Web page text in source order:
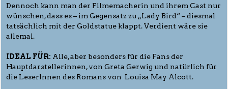
Dennoch kann man der Filmemacherin und ihrem Cast nur
wünschen, dass es – im Gegensatz zu „Lady Bird“ – diesmal
tatsächlich mit der Goldstatue klappt. Verdient wäre sie
allemal.
IDEAL FÜR: Alle, aber besonders für die Fans der
Hauptdarstellerinnen, von Greta Gerwig und natürlich für
die LeserInnen des Romans von Louisa May Alcott.